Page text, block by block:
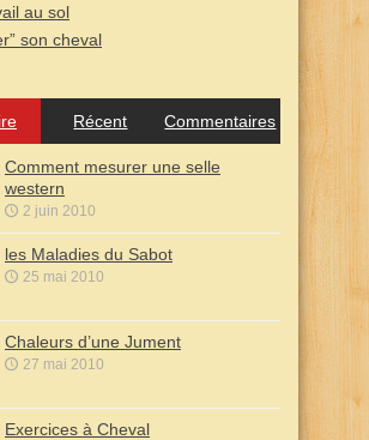
au sol
son cheval
Récent Commentaires
Comment mesurer une selle
western
2 juin 2010
les Maladies du Sabot
25 mai 2010
Chaleurs d’une Jument
27 mai 2010
Exercices à Cheval